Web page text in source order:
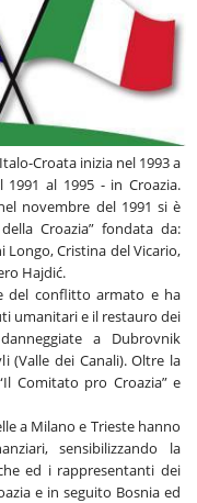
Croata inizia nel 1993 a
al 1995 - in Croazia.
novembre del 1991 si è
Croazia” fondata da:
Longo, Cristina del Vicario,
Hajdić.
del conflitto armato e ha
umanitari e il restauro dei
a Dubrovnik
(Valle dei Canali). Oltre la
Comitato pro Croazia” e
a Milano e Trieste hanno
sensibilizzando la
ed i rappresentanti dei
e in seguito Bosnia ed